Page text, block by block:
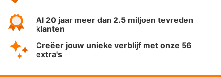
Al 20 jaar meer dan 2.5 miljoen tevreden
klanten
Creëer jouw unieke verblijf met onze 56
extra's